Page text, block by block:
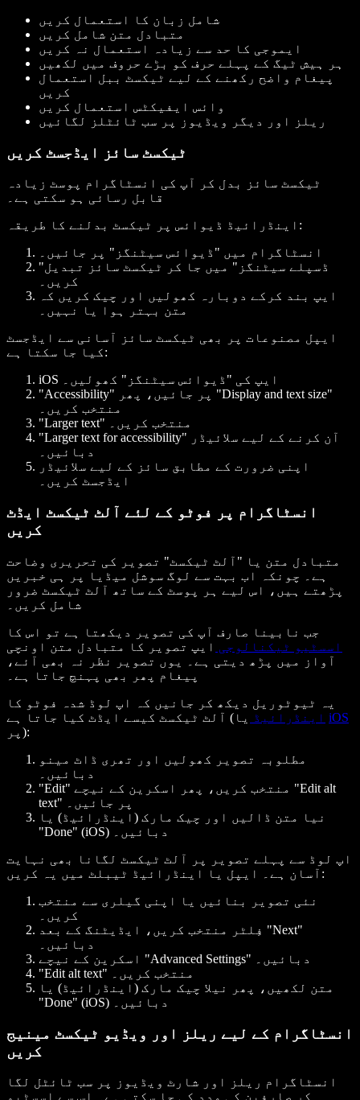
شامل زبان کا استعمال کریں
متبادل متن شامل کریں
ایموجی کا حد سے زیادہ استعمال نہ کریں
ہر ہیش ٹیگ کے پہلے حرف کو بڑے حروف میں لکھیں
پیغام واضح رکھنے کے لیے ٹیکسٹ ببل استعمال
کریں
وائس ایفیکٹس استعمال کریں
ریلز اور دیگر ویڈیوز پر سب ٹائٹلز لگائیں
ٹیکسٹ سائز ایڈجسٹ کریں
ٹیکسٹ سائز بدل کر آپ کی انسٹاگرام پوسٹ زیادہ
قابل رسائی ہو سکتی ہے۔
اینڈرائیڈ ڈیوائس پر ٹیکسٹ بدلنے کا طریقہ:
انسٹاگرام میں "ڈیوائس سیٹنگز" پر جائیں۔
"ڈسپلے سیٹنگز" میں جا کر ٹیکسٹ سائز تبدیل
کریں۔
ایپ بند کرکے دوبارہ کھولیں اور چیک کریں کہ
متن بہتر ہوا یا نہیں۔
ایپل مصنوعات پر بھی ٹیکسٹ سائز آسانی سے ایڈجسٹ
کیا جا سکتا ہے:
iOS ایپ کی "ڈیوائس سیٹنگز" کھولیں۔
"Accessibility" پر جائیں، پھر "Display and text size"
منتخب کریں۔
"Larger text" منتخب کریں۔
"Larger text for accessibility" آن کرنے کے لیے سلائیڈر
دبائیں۔
اپنی ضرورت کے مطابق سائز کے لیے سلائیڈر
ایڈجسٹ کریں۔
انسٹاگرام پر فوٹو کے لئے آلٹ ٹیکسٹ ایڈٹ
کریں
متبادل متن یا "آلٹ ٹیکسٹ" تصویر کی تحریری وضاحت
ہے۔ چونکہ اب بہت سے لوگ سوشل میڈیا پر ہی خبریں
پڑھتے ہیں، اس لیے ہر پوسٹ کے ساتھ آلٹ ٹیکسٹ ضرور
شامل کریں۔
جب نابینا صارف آپ کی تصویر دیکھتا ہے تو اس کا
اسسٹیو ٹیکنالوجی ایپ تصویر کا متبادل متن اونچی
آواز میں پڑھ دیتی ہے۔ یوں تصویر نظر نہ بھی آئے،
پیغام پھر بھی پہنچ جاتا ہے۔
یہ ٹیوٹوریل دیکھ کر جانیں کہ اپ لوڈ شدہ فوٹو کا
آلٹ ٹیکسٹ کیسے ایڈٹ کیا جاتا ہے (
اینڈرائیڈ iOS
پر):
مطلوبہ تصویر کھولیں اور تھری ڈاٹ مینو
دبائیں۔
"Edit" منتخب کریں، پھر اسکرین کے نیچے "Edit alt
text" پر جائیں۔
نیا متن ڈالیں اور چیک مارک (اینڈرائیڈ) یا
"Done" (iOS) دبائیں۔
اپ لوڈ سے پہلے تصویر پر آلٹ ٹیکسٹ لگانا بھی نہایت
آسان ہے۔ ایپل یا اینڈرائیڈ ٹیبلٹ میں یہ کریں:
نئی تصویر بنائیں یا اپنی گیلری سے منتخب
کریں۔
فِلٹر منتخب کریں، ایڈیٹنگ کے بعد "Next"
دبائیں۔
اسکرین کے نیچے "Advanced Settings" دبائیں۔
"Edit alt text" منتخب کریں۔
متن لکھیں، پھر نیلا چیک مارک (اینڈرائیڈ) یا
"Done" (iOS) دبائیں۔
انسٹاگرام کے لیے ریلز اور ویڈیو ٹیکسٹ مینیج
کریں
انسٹاگرام ریلز اور شارٹ ویڈیوز پر سب ٹائٹل لگا
کر صارفین کی مدد کی جا سکتی ہے۔ اس سے اسسٹیو